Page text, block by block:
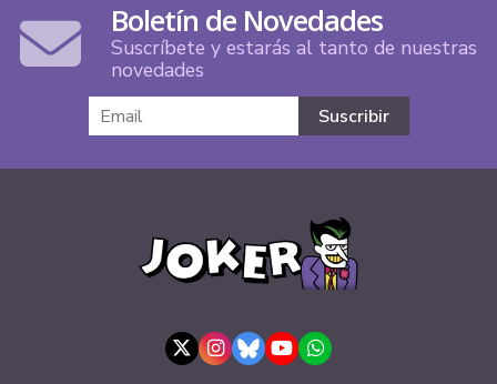
Boletín de Novedades
Suscríbete y estarás al tanto de nuestras
novedades